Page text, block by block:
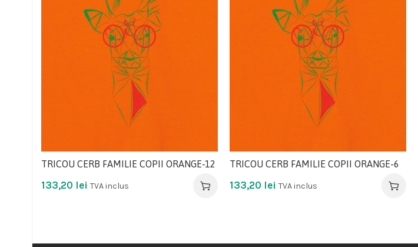
TRICOU CERB FAMILIE COPII ORANGE-12
133,20 lei TVA inclus
TRICOU CERB FAMILIE COPII ORANGE-6
133,20 lei TVA inclus